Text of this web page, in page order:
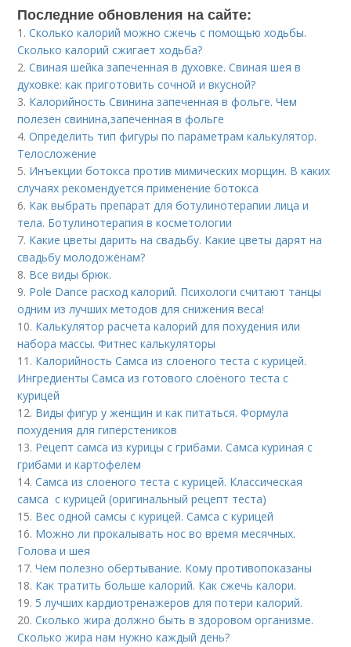
Последние обновления на сайте:
1.Сколько калорий можно сжечь с помощью ходьбы.
Сколько калорий сжигает ходьба?
2.Свиная шейка запеченная в духовке. Свиная шея в
духовке: как приготовить сочной и вкусной?
3. Калорийность Свинина запеченная в фольге. Чем
полезен свинина,запеченная в фольге
4.Определить тип фигуры по параметрам калькулятор.
Телосложение
5. Инъекции ботокса против мимических морщин. В каких
случаях рекомендуется применение ботокса
6. Как выбрать препарат для ботулинотерапии лица и
тела. Ботулинотерапия в косметологии
7. Какие цветы дарить на свадьбу. Какие цветы дарят на
свадьбу молодожёнам?
8. Все виды брюк.
9. Pole Dance расход калорий. Психологи считают танцы
одним из лучших методов для снижения веса!
10. Калькулятор расчета калорий для похудения или
набора массы. Фитнес калькуляторы
11. Калорийность Самса из слоеного теста с курицей.
Ингредиенты Самса из готового слоёного теста с
курицей
12. Виды фигур у женщин и как питаться. Формула
похудения для гиперстеников
13. Рецепт самса из курицы с грибами. Самса куриная с
грибами и картофелем
14.Самса из слоеного теста с курицей. Классическая
самса с курицей (оригинальный рецепт теста)
15. Вес одной самсы с курицей. Самса с курицей
16. Можно ли прокалывать нос во время месячных.
Голова и шея
17.Чем полезно обертывание. Кому противопоказаны
18. Как тратить больше калорий. Как сжечь калори.
19. 5 лучших кардиотренажеров для потери калорий.
20.Сколько жира должно быть в здоровом организме.
Сколько жира нам нужно каждый день?